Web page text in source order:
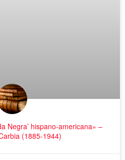
Negra’ hispano-americana» –
(1885-1944)